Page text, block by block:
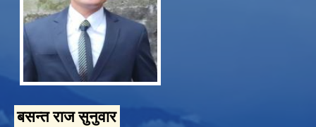
बसन्त राज सुनुवार